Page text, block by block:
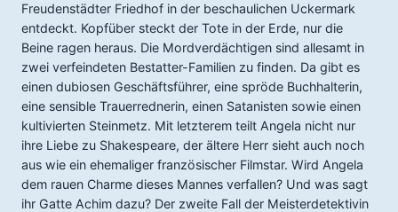
Freudenstädter Friedhof in der beschaulichen Uckermark
entdeckt. Kopfüber steckt der Tote in der Erde, nur die
Beine ragen heraus. Die Mordverdächtigen sind allesamt in
zwei verfeindeten Bestatter-Familien zu finden. Da gibt es
einen dubiosen Geschäftsführer, eine spröde Buchhalterin,
eine sensible Trauerrednerin, einen Satanisten sowie einen
kultivierten Steinmetz. Mit letzterem teilt Angela nicht nur
ihre Liebe zu Shakespeare, der ältere Herr sieht auch noch
aus wie ein ehemaliger französischer Filmstar. Wird Angela
dem rauen Charme dieses Mannes verfallen? Und was sagt
ihr Gatte Achim dazu? Der zweite Fall der Meisterdetektivin